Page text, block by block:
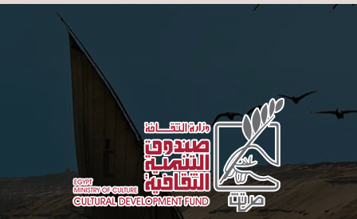
Skip to main content